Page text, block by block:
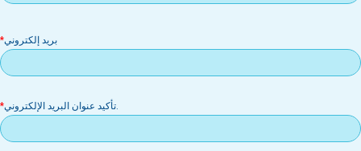
بريد إلكتروني
.تأكيد عنوان البريد الإلكتروني